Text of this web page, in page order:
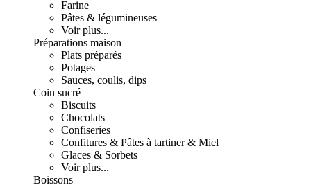
Farine
Pâtes & légumineuses
Voir plus...
Préparations maison
Plats préparés
Potages
Sauces, coulis, dips
Coin sucré
Biscuits
Chocolats
Confiseries
Confitures & Pâtes à tartiner & Miel
Glaces & Sorbets
Voir plus...
Boissons